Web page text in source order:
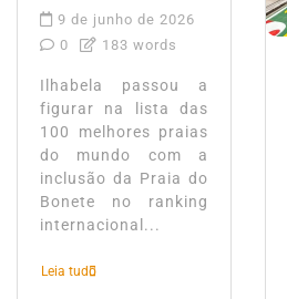
9 de junho de 2026
0
183 words
Ilhabela passou a
figurar na lista das
100 melhores praias
do mundo com a
inclusão da Praia do
Bonete no ranking
internacional...
Leia tudo